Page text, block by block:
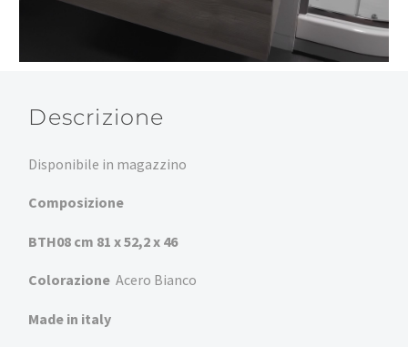
Descrizione
Disponibile in magazzino
Composizione
BTH08 cm 81 x 52,2 x 46
ColorazioneAcero Bianco
Made in italy